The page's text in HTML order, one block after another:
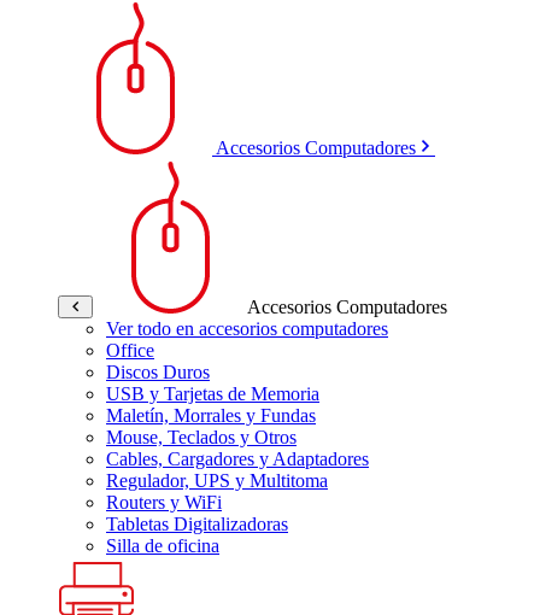
Accesorios Computadores
Accesorios Computadores
Ver todo en accesorios computadores
Office
Discos Duros
USB y Tarjetas de Memoria
Maletín, Morrales y Fundas
Mouse, Teclados y Otros
Cables, Cargadores y Adaptadores
Regulador, UPS y Multitoma
Routers y WiFi
Tabletas Digitalizadoras
Silla de oficina